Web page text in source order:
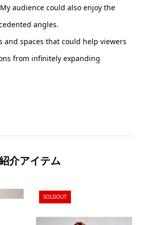
audience could also enjoy the
angles.
and spaces that could help viewers
from infinitely expanding
介アイテム
SOLDOUT